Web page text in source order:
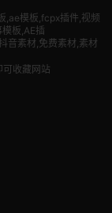
,ae模板,fcpx插件,视频
板,AE插
音素材,免费素材,素材
收藏网站